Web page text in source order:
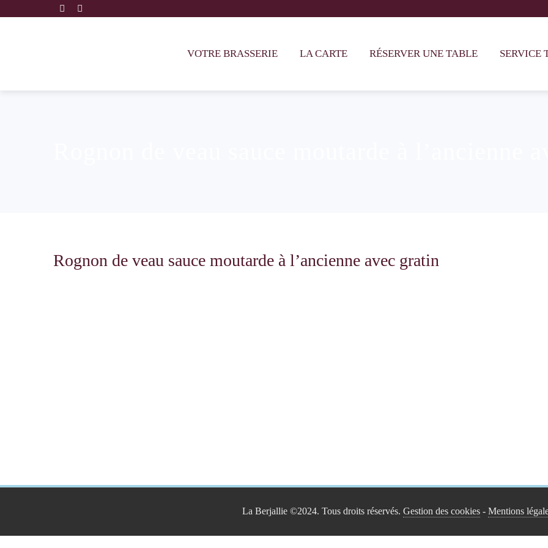
VOTRE BRASSERIE LA CARTE RÉSERVER UNE TABLE SERVICE
Rognon de veau sauce moutarde à l’ancienne avec gratin
La Berjallie ©2024. Tous droits réservés. Gestion des cookies- Mentions